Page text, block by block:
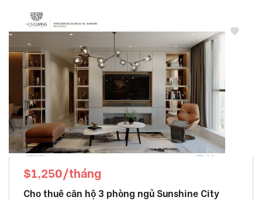
$1,250/tháng
Cho thuê căn hộ 3 phòng ngủ Sunshine City